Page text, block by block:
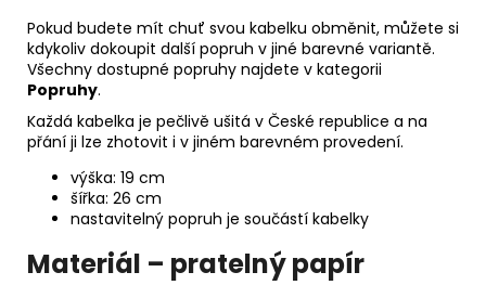
Pokud budete mít chuť svou kabelku obměnit, můžete si
kdykoliv dokoupit další popruh v jiné barevné variantě.
Všechny dostupné popruhy najdete v kategorii
Popruhy.
Každá kabelka je pečlivě ušitá v České republice a na
přání ji lze zhotovit i v jiném barevném provedení.
výška: 19 cm
šířka: 26 cm
nastavitelný popruh je součástí kabelky
Materiál – pratelný papír